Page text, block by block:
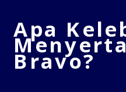
Apa
Bravo?